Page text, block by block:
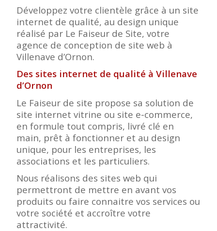
Développez votre clientèle grâce à un site
internet de qualité, au design unique
réalisé par Le Faiseur de Site, votre
agence de conception de site web à
Villenave d’Ornon.
Des sites internet de qualité à Villenave
d’Ornon
Le Faiseur de site propose sa solution de
site internet vitrine ou site e-commerce,
en formule tout compris, livré clé en
main, prêt à fonctionner et au design
unique, pour les entreprises, les
associations et les particuliers.
Nous réalisons des sites web qui
permettront de mettre en avant vos
produits ou faire connaitre vos services ou
votre société et accroître votre
attractivité.